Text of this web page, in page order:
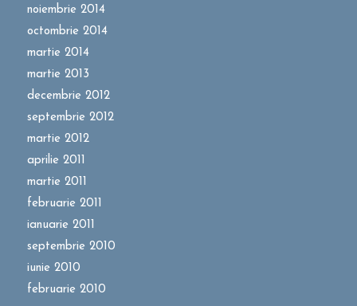
noiembrie 2014
octombrie 2014
martie 2014
martie 2013
decembrie 2012
septembrie 2012
martie 2012
aprilie 2011
martie 2011
februarie 2011
ianuarie 2011
septembrie 2010
iunie 2010
februarie 2010